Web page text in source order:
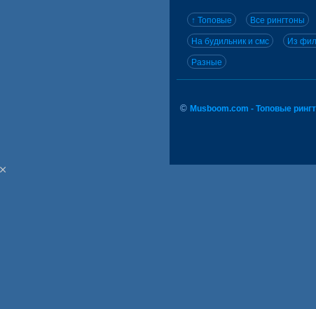
↑ Топовые Все рингтоны
На будильник и смс Из
Разные
© Musboom.com - Топовые